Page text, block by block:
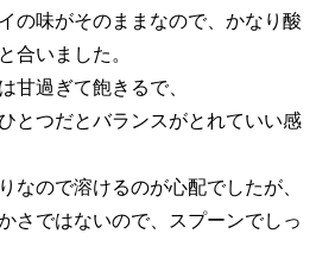
の味がそのままなので、かなり酸
合いました。
甘過ぎて飽きるで、
とつだとバランスがとれていい感
なので溶けるのが心配でしたが、
さではないので、スプーンでしっ